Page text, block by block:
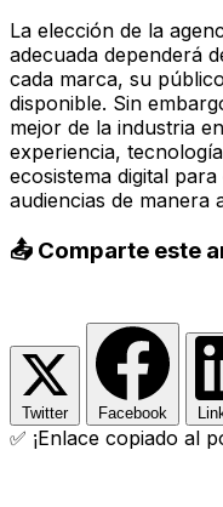
La elección de la
adecuada dependerá
cada marca, su
disponible. Sin
mejor de la industria
experiencia,
ecosistema digital
audiencias de manera
📤 Comparte este
Twitter Facebook
✅ ¡Enlace copiado al